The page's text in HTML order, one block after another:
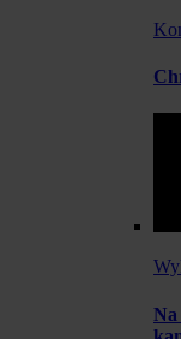
Na